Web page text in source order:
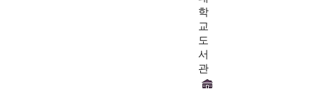
학
교
도
서
관